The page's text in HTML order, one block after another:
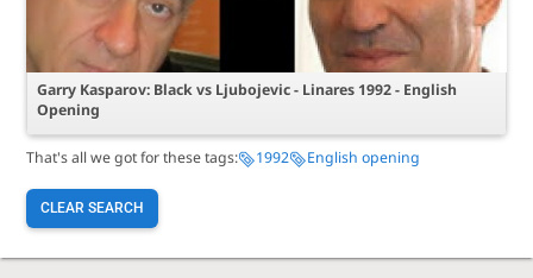
Garry Kasparov: Black vs Ljubojevic - Linares 1992 - English
Opening
That's all we got for these tags: 1992 English opening
CLEAR SEARCH